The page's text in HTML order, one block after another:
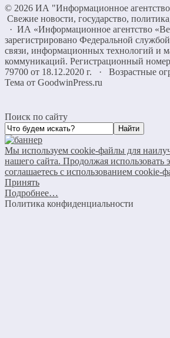
© 2026 ИА "Информационное
Свежие новости, государство,
· ИА «Информационное агентство
зарегистрировано Федеральной
связи, информационных технологий и
коммуникаций. Регистрационный
79700 от 18.12.2020 г. · Возрастные
Тема от GoodwinPress.ru
Поиск по сайту
Мы используем cookie-файлы для
нашего сайта. Продолжая использовать
соглашаетесь с использованием cookie-
Принять
Подробнее…
Политика конфиденциальности